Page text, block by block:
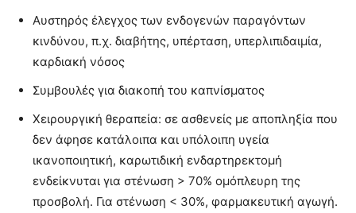
Αυστηρός έλεγχος των ενδογενών παραγόντων
κινδύνου, π.χ. διαβήτης, υπέρταση, υπερλιπιδαιμία,
καρδιακή νόσος
Συμβουλές για διακοπή του καπνίσματος
Χειρουργική θεραπεία: σε ασθενείς με αποπληξία που
δεν άφησε κατάλοιπα και υπόλοιπη υγεία
ικανοποιητική, καρωτιδική ενδαρτηρεκτομή
ενδείκνυται για στένωση > 70% ομόπλευρη της
προσβολή. Για στένωση < 30%, φαρμακευτική αγωγή.